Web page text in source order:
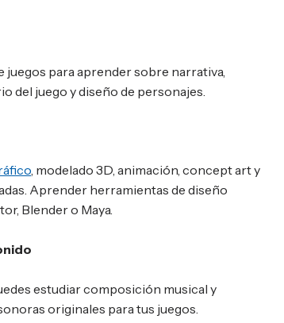
juegos para aprender sobre narrativa,
del juego y diseño de personajes.
, modelado 3D, animación, concept art y
Aprender herramientas de diseño
Blender o Maya.
estudiar composición musical y
originales para tus juegos.